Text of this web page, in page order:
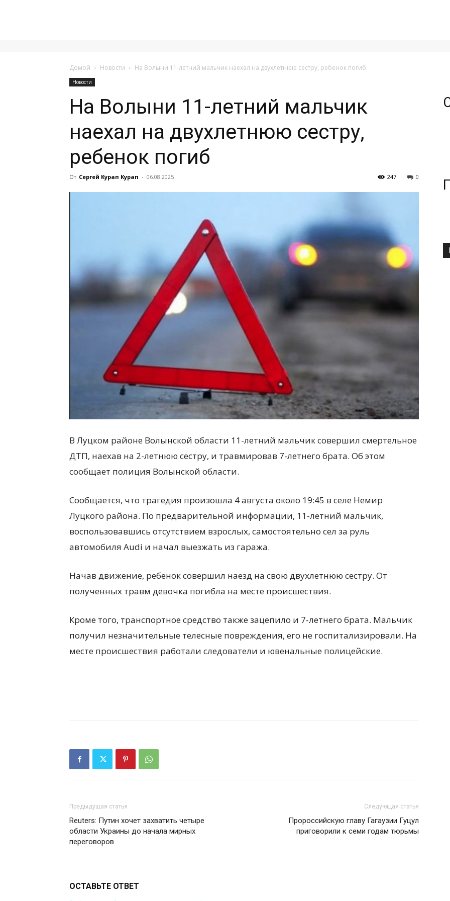
Домой Новости На Волыни 11-летний мальчик наехал на двухлетнюю сестру, ребенок погиб
Новости
На Волыни 11-летний мальчик
наехал на двухлетнюю сестру,
ребенок погиб
От Сергей Курап Курап - 06.08.2025 0
247
В Луцком районе Волынской области 11-летний мальчик совершил смертельное
ДТП, наехав на 2-летнюю сестру, и травмировав 7-летнего брата. Об этом
сообщает полиция Волынской области.
Сообщается, что трагедия произошла 4 августа около 19:45 в селе Немир
Луцкого района. По предварительной информации, 11-летний мальчик,
воспользовавшись отсутствием взрослых, самостоятельно сел за руль
автомобиля Audi и начал выезжать из гаража.
Начав движение, ребенок совершил наезд на свою двухлетнюю сестру. От
полученных травм девочка погибла на месте происшествия.
Кроме того, транспортное средство также зацепило и 7-летнего брата. Мальчик
получил незначительные телесные повреждения, его не госпитализировали. На
месте происшествия работали следователи и ювенальные полицейские.
Предыдущая статья
Reuters: Путин хочет захватить четыре
области Украины до начала мирных
переговоров
Следующая статья
Пророссийскую главу Гагаузии Гуцул
приговорили к семи годам тюрьмы
ОСТАВЬТЕ ОТВЕТ